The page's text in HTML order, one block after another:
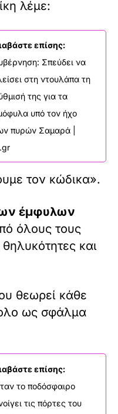
λέμε:
επίσης:
Σπεύδει να
στη ντουλάπα τη
της για τα
υπό τον ήχο
πυρών Σαμαρά |
τον κώδικα».
έμφυλων
όλους τους
και
θεωρεί κάθε
ως σφάλμα
επίσης:
το ποδόσφαιρο
τις πόρτες του